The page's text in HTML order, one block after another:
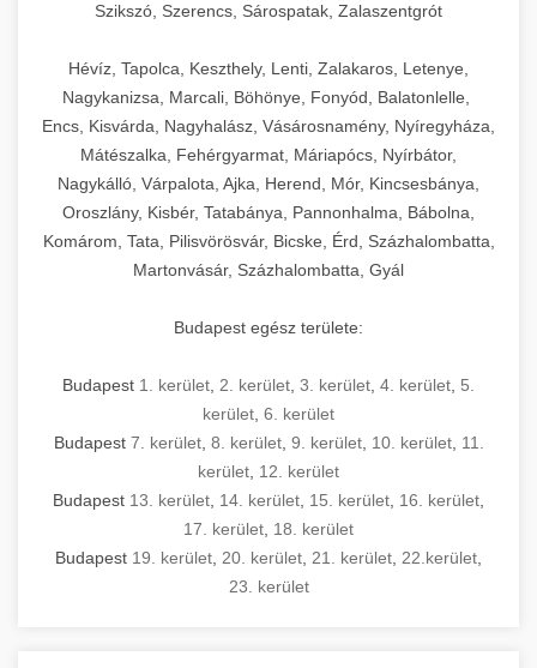
Szikszó, Szerencs, Sárospatak, Zalaszentgrót
Hévíz, Tapolca, Keszthely, Lenti, Zalakaros, Letenye,
Nagykanizsa, Marcali, Böhönye, Fonyód, Balatonlelle,
Encs, Kisvárda, Nagyhalász, Vásárosnamény, Nyíregyháza,
Mátészalka, Fehérgyarmat, Máriapócs, Nyírbátor,
Nagykálló, Várpalota, Ajka, Herend, Mór, Kincsesbánya,
Oroszlány, Kisbér, Tatabánya, Pannonhalma, Bábolna,
Komárom, Tata, Pilisvörösvár, Bicske, Érd, Százhalombatta,
Martonvásár, Százhalombatta, Gyál
Budapest egész területe:
Budapest 1. kerület 2. kerület 3. kerület 4. kerület 5.
kerület 6. kerület
Budapest 7. kerület, 8. kerület, 9. kerület, 10. kerület, 11.
kerület 12. kerület
Budapest 13. kerület 14. kerület 15. kerület 16. kerület
17. kerület 18. kerület
Budapest 19. kerület 20. kerület 21. kerület 22.kerület
23. kerület